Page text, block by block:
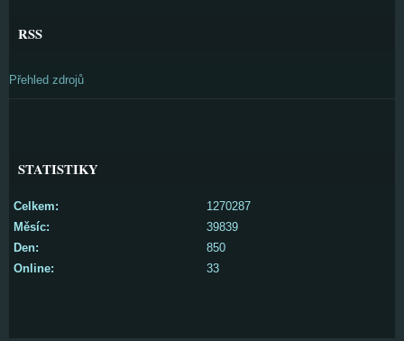
RSS
Přehled zdrojů
STATISTIKY
Online: 33
Celkem:
1270287
Měsíc:
39839
Den:
850